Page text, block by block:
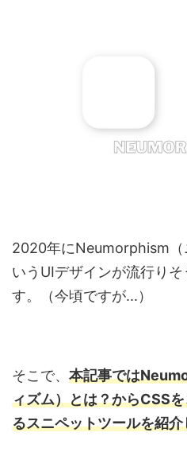
2020年にNeumorphism（
いうUIデザインが流行り
す。（今頃ですが...）
そこで、 本記事では
ィズム）とは？からCSS
るスニペットツールを紹